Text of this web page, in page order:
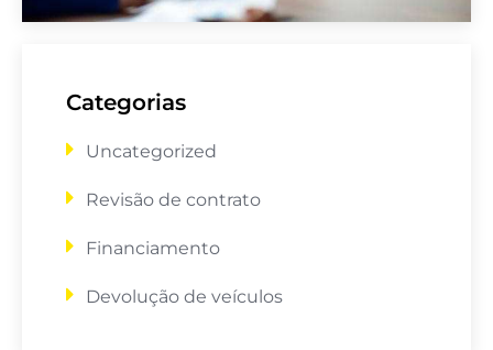
Categorias
Uncategorized
Revisão de contrato
Financiamento
Devolução de veículos